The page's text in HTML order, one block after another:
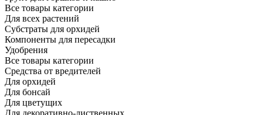
Все товары категории
Для всех растений
Субстраты для орхидей
Компоненты для пересадки
Удобрения
Все товары категории
Средства от вредителей
Для орхидей
Для бонсай
Для цветущих